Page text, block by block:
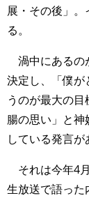
展・その後」
る。
渦中にあるの
決定し、「僕が
うのが最大の
腸の思い」と
している発言が
それは今年4
生放送で語っ